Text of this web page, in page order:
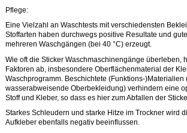
Pflege:
Eine Vielzahl an Waschtests mit verschiedensten
Stoffarten haben durchwegs positive Resultate und
mehreren Waschgängen (bei 40 °C) erzeugt.
Wie oft die Sticker Waschmaschinengänge überleben,
Faktoren ab, insbesondere Oberflächenmaterial der
Waschprogramm. Beschichtete (Funktions-)Materialien
wasserabweisende Oberbekleidung) verhindern eine
Stoff und Kleber, so dass es hier zum Abfallen der
Starkes Schleudern und starke Hitze im Trockner wird
Aufkleber ebenfalls negativ beeinflussen.